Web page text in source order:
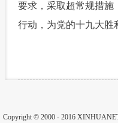
要求，采取超常规措施
行动，为党的十九大胜
Copyright © 2000 - 2016